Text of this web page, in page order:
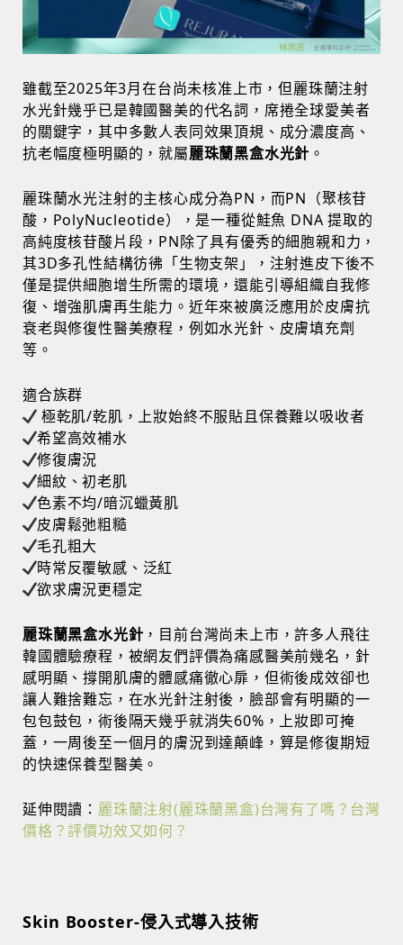
雖截至2025年3月在台尚未核准上市，但麗珠蘭注射
水光針幾乎已是韓國醫美的代名詞，席捲全球愛美者
的關鍵字，其中多數人表同效果頂規、成分濃度高、
抗老幅度極明顯的，就屬麗珠蘭黑盒水光針 。
麗珠蘭水光注射的主核心成分為PN，而PN（聚核苷
酸，PolyNucleotide），是一種從鮭魚 DNA 提取的
高純度核苷酸片段，PN除了具有優秀的細胞親和力，
其3D多孔性結構彷彿「生物支架」，注射進皮下後不
僅是提供細胞增生所需的環境，還能引導組織自我修
復、增強肌膚再生能力。近年來被廣泛應用於皮膚抗
衰老與修復性醫美療程，例如水光針、皮膚填充劑
等。
適合族群
極乾肌/乾肌，上妝始終不服貼且保養難以吸收者
希望高效補水
修復膚況
細紋、初老肌
色素不均/暗沉蠟黃肌
皮膚鬆弛粗糙
毛孔粗大
時常反覆敏感、泛紅
欲求膚況更穩定
麗珠蘭黑盒水光針 ，目前台灣尚未上市，許多人飛往
韓國體驗療程，被網友們評價為痛感醫美前幾名，針
感明顯、撐開肌膚的體感痛徹心扉，但術後成效卻也
讓人難捨難忘，在水光針注射後，臉部會有明顯的一
包包鼓包，術後隔天幾乎就消失60%，上妝即可掩
蓋，一周後至一個月的膚況到達顛峰，算是修復期短
的快速保養型醫美。
延伸閱讀： 麗珠蘭注射(麗珠蘭黑盒)台灣有了嗎？台灣
價格？評價功效又如何？
Skin Booster-侵入式導入技術